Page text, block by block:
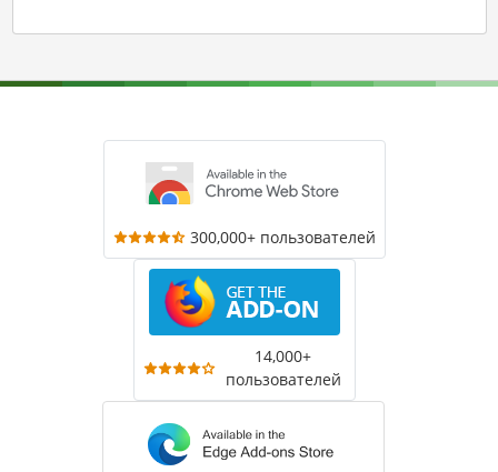
300,000+ пользователей
14,000+
пользователей